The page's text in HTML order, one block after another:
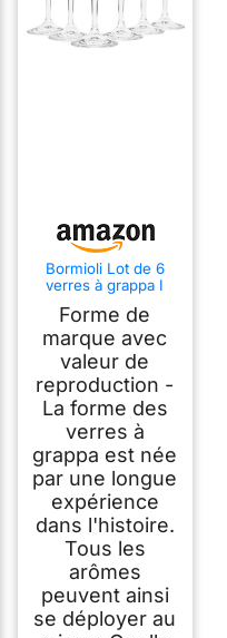
Bormioli Lot de 6
verres à grappa I
Hauteur totale du
verre 16,5 cm I
Longueur du
manche 5,8 cm I
Verre à Grappa
classique pour la
célèbre boisson
italienne
Forme de
marque avec
valeur de
reproduction -
La forme des
verres à
grappa est née
par une longue
expérience
dans l'histoire.
Tous les
arômes
peuvent ainsi
se déployer au